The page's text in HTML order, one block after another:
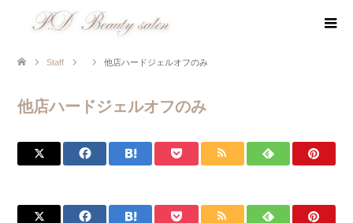
Staff 他店ハードジェルオフのみ
他店ハードジェルオフのみ